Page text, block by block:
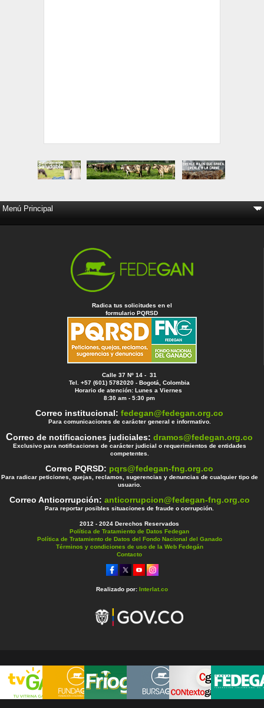
Radica tus solicitudes en el
formulario PQRSD
Calle 37 Nº 14 - 31
Tel. +57 (601) 5782020 - Bogotá, Colombia
Horario de atención: Lunes a Viernes
8:30 am - 5:30 pm
Correo institucional:fedegan@fedegan.org.co
Para comunicaciones de carácter general e informativo.
Correo de notificaciones judiciales:dramos@fedegan.org.co
Exclusivo para notificaciones de carácter judicial o requerimientos de entidades
competentes.
Correo PQRSD: pqrs@fedegan-fng.org.co
Para radicar peticiones, quejas, reclamos, sugerencias y denuncias de cualquier tipo de
usuario.
Correo Anticorrupción: anticorrupcion@fedegan-fng.org.co
Para reportar posibles situaciones de fraude o corrupción.
2012 - 2024 Derechos Reservados
Política de Tratamiento de Datos Fedegan
Política de Tratamiento de Datos del Fondo Nacional del Ganado
Términos y condiciones de uso de la Web Fedegán
Contacto
Realizado por: Interlat.co